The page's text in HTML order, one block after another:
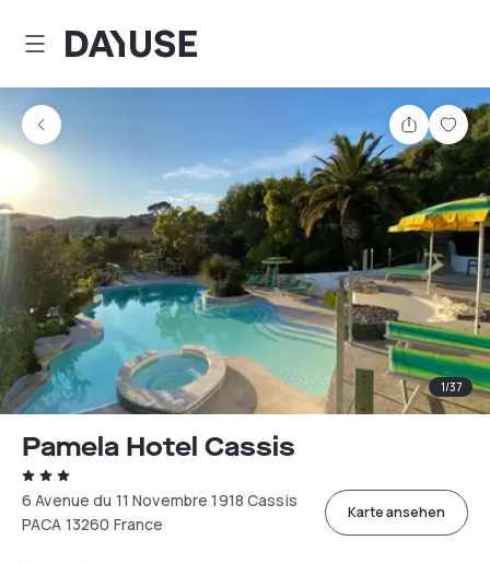
Dayuse
Teilen
1/37
Pamela Hotel Cassis
6 Avenue du 11 Novembre 1918 Cassis
PACA 13260 France
Karte ansehen